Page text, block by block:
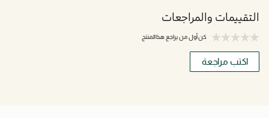
التقييمات والمراجعات
كن أول من يراجع هذا المنتج
اكتب مراجعة